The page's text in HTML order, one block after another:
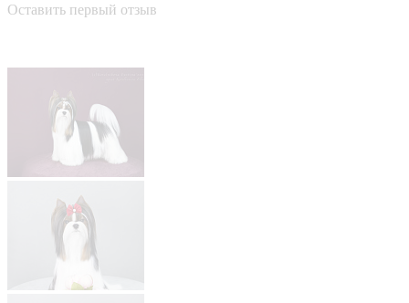
Оставить первый отзыв